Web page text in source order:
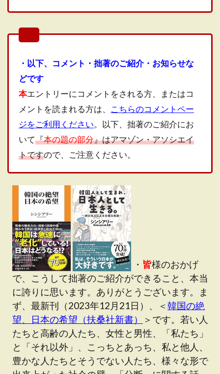
・以下、コメント・拙著のご紹介・お知らせな
どです
本エントリーにコメントをされる方、またはコ
メントを読まれる方は、 こちらのコメントペー
ジをご利用ください。以下、拙著のご紹介にお
いて『本の題の部分』はアマゾン・アソシエイ
トですので、ご注意ください。
・ 皆様のおかげ
で、こうして拙著のご紹介ができること、本当
に誇りに思います。ありがとうございます。ま
ず、最新刊（2023年12月21日）、＜韓国の絶
望、日本の希望（扶桑社新書）
＞です。若い人
たちと高齢の人たち、女性と男性、「私たち」
と「それ以外」、こっちとあっち、私と他人、
豊かな人たちとそうでない人たち、様々な形で